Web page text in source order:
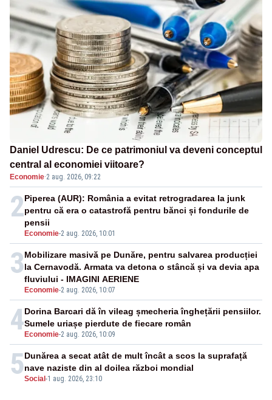
Daniel Udrescu: De ce patrimoniul va deveni conceptul
central al economiei viitoare?
Economie·2 aug. 2026, 09:22
2
Economie-2 aug. 2026, 10:01
Piperea (AUR): România a evitat retrogradarea la junk
pentru că era o catastrofă pentru bănci și fondurile de
pensii
3
Economie-2 aug. 2026, 10:07
Mobilizare masivă pe Dunăre, pentru salvarea producției
la Cernavodă. Armata va detona o stâncă și va devia apa
fluviului - IMAGINI AERIENE
4 Economie-2 aug. 2026, 10:09
Dorina Barcari dă în vileag șmecheria înghețării pensiilor.
Sumele uriașe pierdute de fiecare român
5Social -1 aug. 2026, 23:10
Dunărea a secat atât de mult încât a scos la suprafață
nave naziste din al doilea război mondial